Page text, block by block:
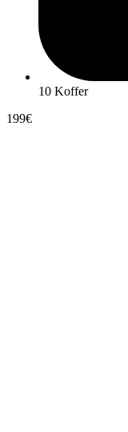
10 Koffer
199€